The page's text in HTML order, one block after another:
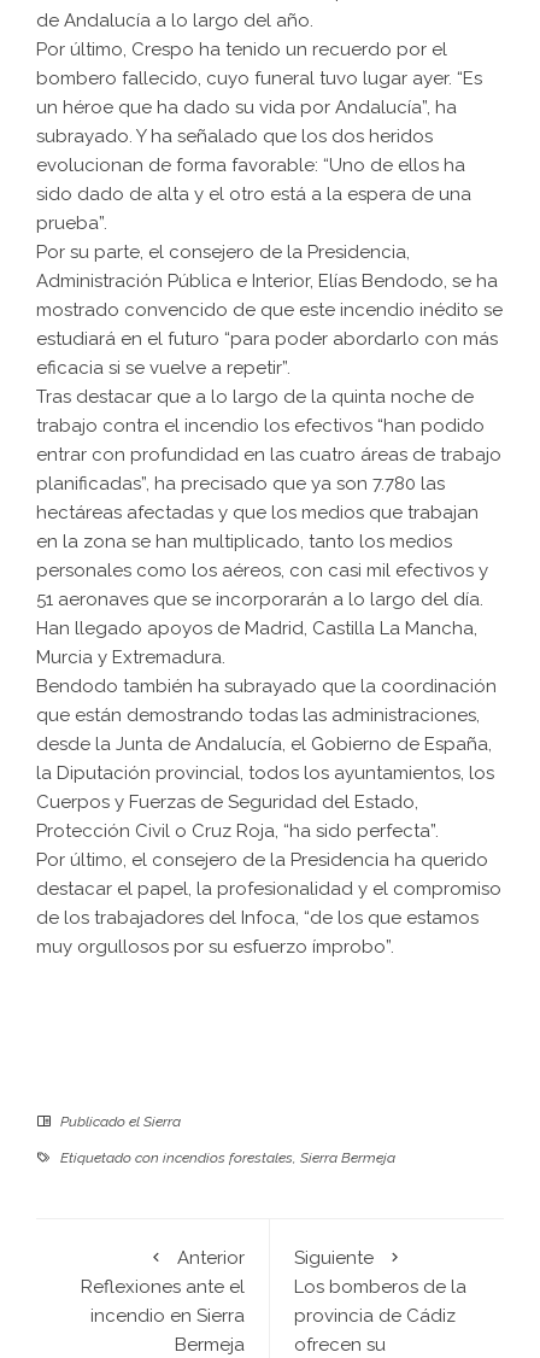
de Andalucía a lo largo del año.
Por último, Crespo ha tenido un recuerdo por el
bombero fallecido, cuyo funeral tuvo lugar ayer. “Es
un héroe que ha dado su vida por Andalucía”, ha
subrayado. Y ha señalado que los dos heridos
evolucionan de forma favorable: “Uno de ellos ha
sido dado de alta y el otro está a la espera de una
prueba”.
Por su parte, el consejero de la Presidencia,
Administración Pública e Interior, Elías Bendodo, se ha
mostrado convencido de que este incendio inédito se
estudiará en el futuro “para poder abordarlo con más
eficacia si se vuelve a repetir”.
Tras destacar que a lo largo de la quinta noche de
trabajo contra el incendio los efectivos “han podido
entrar con profundidad en las cuatro áreas de trabajo
planificadas”, ha precisado que ya son 7.780 las
hectáreas afectadas y que los medios que trabajan
en la zona se han multiplicado, tanto los medios
personales como los aéreos, con casi mil efectivos y
51 aeronaves que se incorporarán a lo largo del día.
Han llegado apoyos de Madrid, Castilla La Mancha,
Murcia y Extremadura.
Bendodo también ha subrayado que la coordinación
que están demostrando todas las administraciones,
desde la Junta de Andalucía, el Gobierno de España,
la Diputación provincial, todos los ayuntamientos, los
Cuerpos y Fuerzas de Seguridad del Estado,
Protección Civil o Cruz Roja, “ha sido perfecta”.
Por último, el consejero de la Presidencia ha querido
destacar el papel, la profesionalidad y el compromiso
de los trabajadores del Infoca, “de los que estamos
muy orgullosos por su esfuerzo ímprobo”.
Publicado el Sierra
Etiquetado con incendios forestales, Sierra Bermeja
Anterior
Reflexiones ante el
incendio en Sierra
Bermeja
Siguiente
Los bomberos de la
provincia de Cádiz
ofrecen su